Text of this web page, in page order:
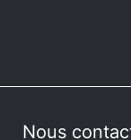
Nous